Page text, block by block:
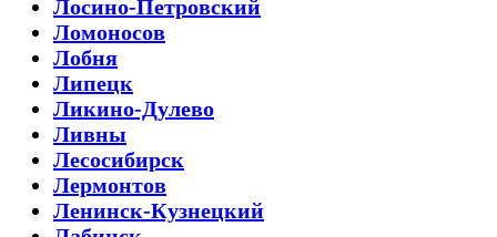
Лосино-Петровский
Ломоносов
Лобня
Липецк
Ликино-Дулево
Ливны
Лесосибирск
Лермонтов
Ленинск-Кузнецкий